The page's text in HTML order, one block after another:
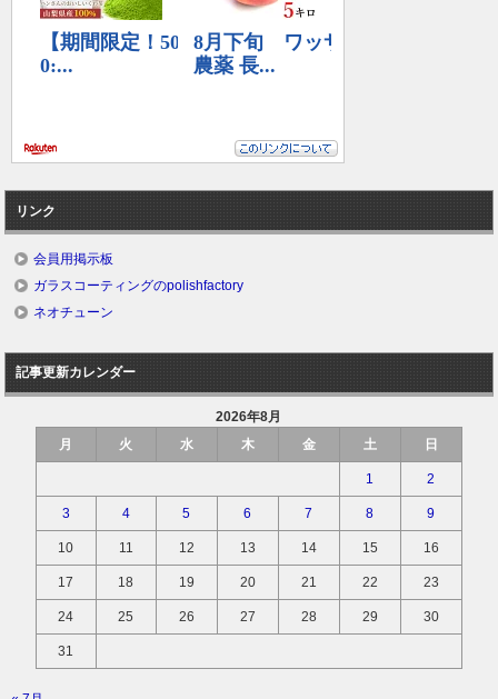
リンク
会員用掲示板
ガラスコーティングのpolishfactory
ネオチューン
記事更新カレンダー
2026年8月
月
火 水 木 金 土 日
1 2
3 4 5 6 7 8 9
10 11 12 13 14 15 16
17 18 19 20 21 22 23
24 25 26 27 28 29 30
31